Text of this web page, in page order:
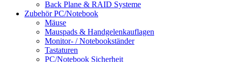
Back Plane & RAID Systeme
Zubehör PC/Notebook
Mäuse
Mauspads & Handgelenkauflagen
Monitor- / Notebookständer
Tastaturen
PC/Notebook Sicherheit